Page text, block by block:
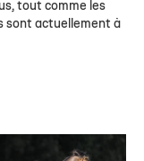
tout comme les
sont actuellement à